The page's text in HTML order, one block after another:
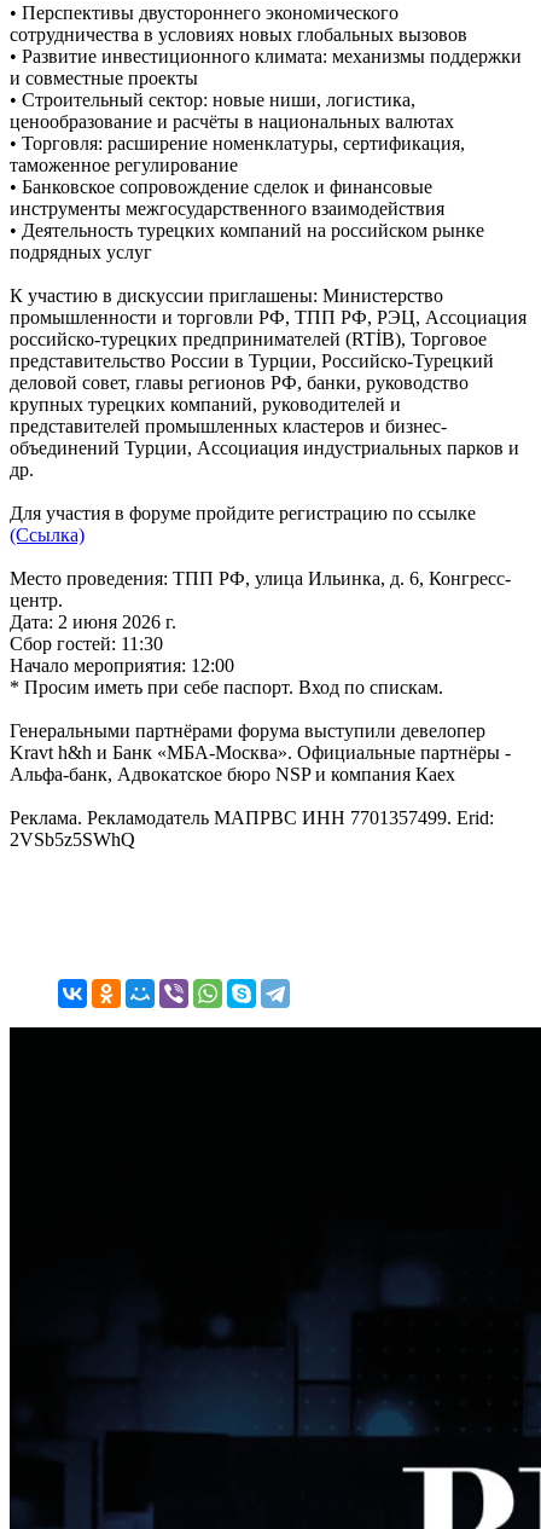
• Перспективы двустороннего экономического
сотрудничества в условиях новых глобальных вызовов
• Развитие инвестиционного климата: механизмы поддержки
и совместные проекты
• Строительный сектор: новые ниши, логистика,
ценообразование и расчёты в национальных валютах
• Торговля: расширение номенклатуры, сертификация,
таможенное регулирование
• Банковское сопровождение сделок и финансовые
инструменты межгосударственного взаимодействия
• Деятельность турецких компаний на российском рынке
подрядных услуг
К участию в дискуссии приглашены: Министерство
промышленности и торговли РФ, ТПП РФ, РЭЦ, Ассоциация
российско-турецких предпринимателей (RTİB), Торговое
представительство России в Турции, Российско-Турецкий
деловой совет, главы регионов РФ, банки, руководство
крупных турецких компаний, руководителей и
представителей промышленных кластеров и бизнес-
объединений Турции, Ассоциация индустриальных парков и
др.
Для участия в форуме пройдите регистрацию по ссылке
(Ссылка)
Место проведения: ТПП РФ, улица Ильинка, д. 6, Конгресс-
центр.
Дата: 2 июня 2026 г.
Сбор гостей: 11:30
Начало мероприятия: 12:00
* Просим иметь при себе паспорт. Вход по спискам.
Генеральными партнёрами форума выступили девелопер
Kravt h&h и Банк «МБА-Москва». Официальные партнёры -
Альфа-банк, Адвокатское бюро NSP и компания Каеx
Реклама. Рекламодатель МАПРВС ИНН 7701357499. Erid:
2VSb5z5SWhQ